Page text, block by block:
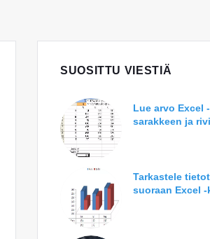
SUOSITTU VIESTIÄ
Lue arvo Excel
sarakkeen ja
Tarkastele
suoraan Excel